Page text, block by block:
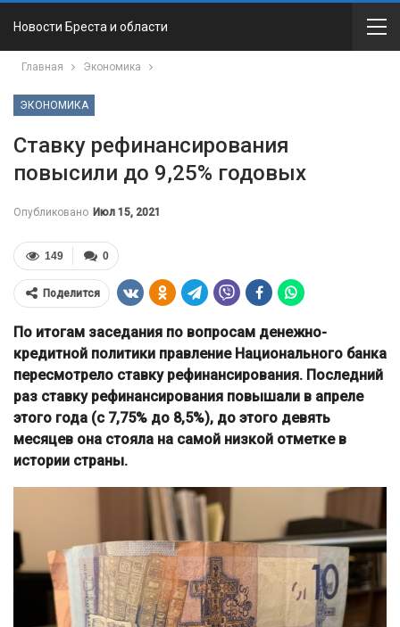
Новости Бреста и области
Главная Экономика
ЭКОНОМИКА
Ставку рефинансирования
повысили до 9,25% годовых
Опубликовано Июл 15, 2021
0
149
Поделится
По итогам заседания по вопросам денежно-
кредитной политики правление Национального банка
пересмотрело ставку рефинансирования. Последний
раз ставку рефинансирования повышали в апреле
этого года (с 7,75% до 8,5%), до этого девять
месяцев она стояла на самой низкой отметке в
истории страны.